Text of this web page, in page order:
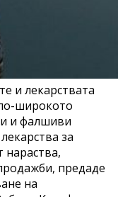
и лекарствата
широкото
и фалшиви
за
нараства,
предаде
на